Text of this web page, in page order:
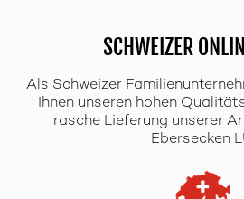
SCHWEIZER
Als Schweizer
Ihnen unseren hohen
rasche Lieferung unserer
Ebersecken